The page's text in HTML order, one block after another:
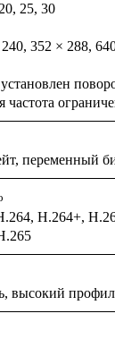
25, 30
352 × 288,
частота
переменный
H.264+,
высокий